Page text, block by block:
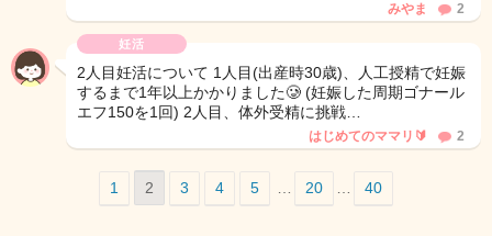
みやま 2
妊活
2人目妊活について 1人目(出産時30歳)、人工授精で妊娠
するまで1年以上かかりました🥲 (妊娠した周期ゴナール
エフ150を1回) 2人目、体外受精に挑戦…
はじめてのママリ🔰 2
1 2 3 4 5 20 40